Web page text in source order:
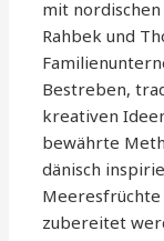
mit
Rahbek und
Bestreben,
kreativen
bewährte
dänisch
Meeresfrüchte
zubereitet